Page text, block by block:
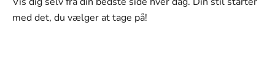
med det, du vælger at tage på!